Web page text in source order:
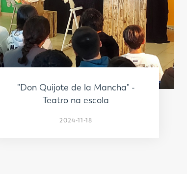
"Don Quijote de la Mancha" -
Teatro na escola
2024-11-18